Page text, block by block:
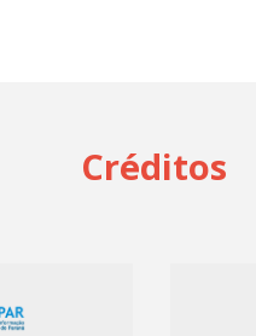
Créditos